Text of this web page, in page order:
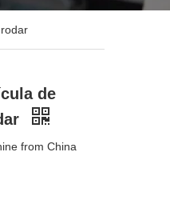
de
from China